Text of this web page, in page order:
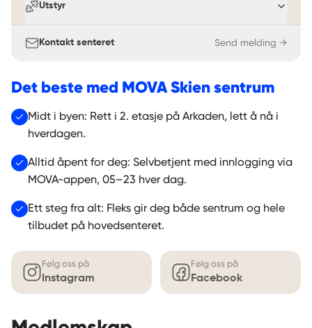
Utstyr
Kontakt senteret Send melding →
Det beste med MOVA Skien sentrum
Midt i byen: Rett i 2. etasje på Arkaden, lett å nå i
hverdagen.
Alltid åpent for deg: Selvbetjent med innlogging via
MOVA-appen, 05–23 hver dag.
Ett steg fra alt: Fleks gir deg både sentrum og hele
tilbudet på hovedsenteret.
Følg oss på
Instagram
Følg oss på
Facebook